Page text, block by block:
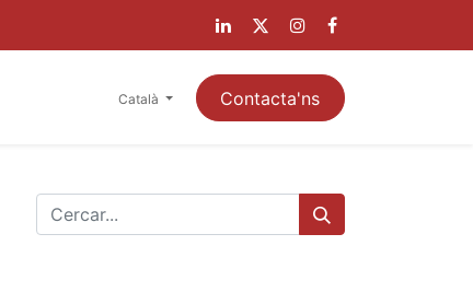
Català Contacta'ns